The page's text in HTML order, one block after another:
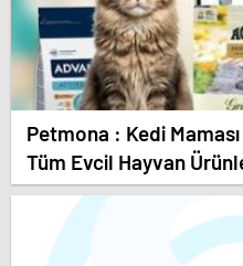
Petmona : Kedi
Tüm Evcil Hayvan